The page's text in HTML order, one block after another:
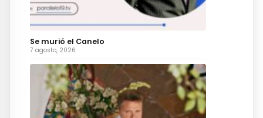
Se murió el Canelo
7 agosto, 2026